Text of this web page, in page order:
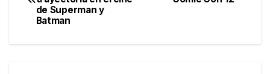
o
m
de
de Superman y
Batman